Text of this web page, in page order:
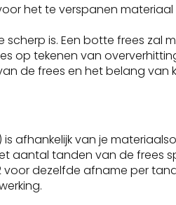
het te verspanen
is. Een botte frees zal
op tekenen van
de frees en het belang van
van je
tanden van de frees
dezelfde afname per